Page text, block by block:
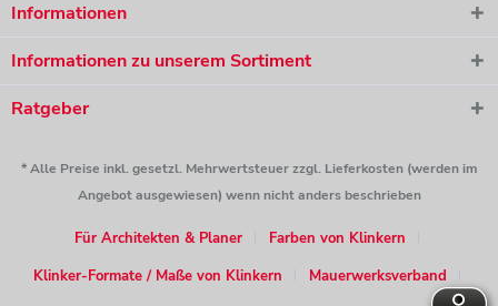
Informationen
Informationen zu unserem Sortiment
Ratgeber
* Alle Preise inkl. gesetzl. Mehrwertsteuer zzgl. Lieferkosten (werden im
Angebot ausgewiesen) wenn nicht anders beschrieben
Für Architekten & Planer
Farben von Klinkern
Klinker-Formate / Maße von Klinkern
Mauerwerksverband